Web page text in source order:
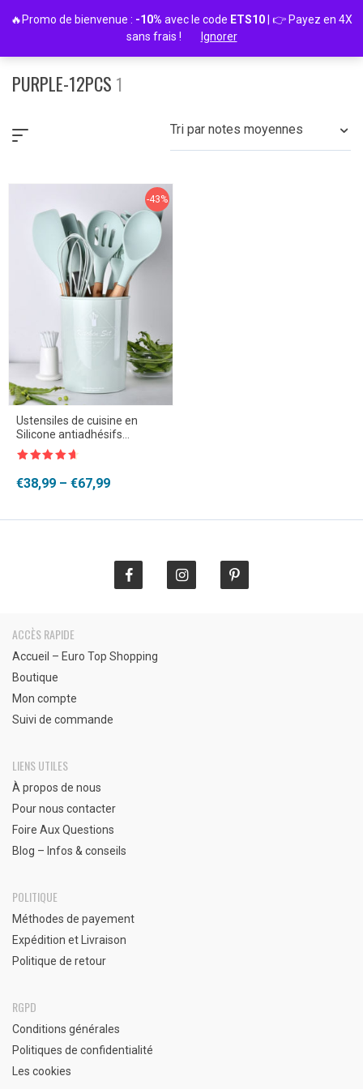
PURPLE-12PCS 1
Tri par notes moyennes
-43%
Ustensiles de cuisine en
Silicone antiadhésifs
résistants à la chaleur
€38,99 – €67,99
Plage
ACCÈS RAPIDE
Accueil – Euro Top Shopping
Boutique
Mon compte
Suivi de commande
LIENS UTILES
À propos de nous
Pour nous contacter
Foire Aux Questions
Blog – Infos & conseils
POLITIQUE
Méthodes de payement
Expédition et Livraison
Politique de retour
RGPD
Conditions générales
Politiques de confidentialité
Les cookies
🔥Promo de bienvenue : -10% avec le code ETS10 | 👉 Payez en 4X
sans frais !
Ignorer